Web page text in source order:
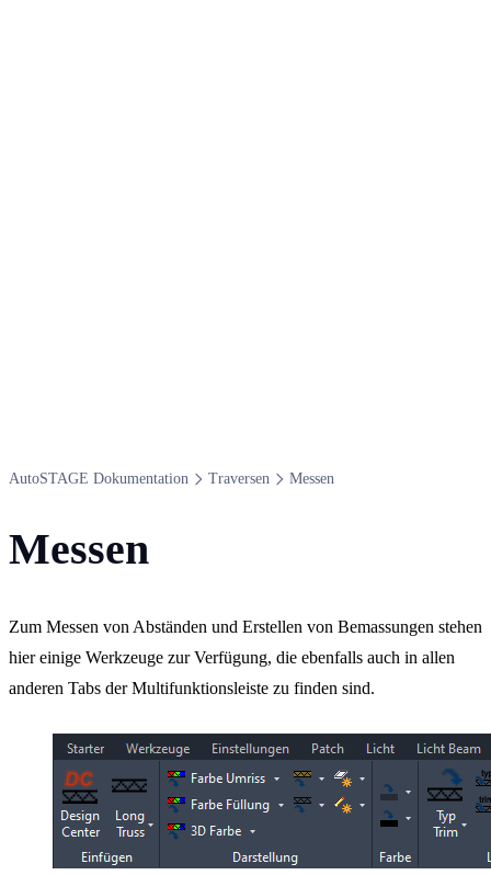
Auto​STAGE Dokumentation Traversen Messen
Messen
Zum Messen von Abständen und Erstellen von Bemassungen stehen
hier einige Werkzeuge zur Verfügung, die ebenfalls auch in allen
anderen Tabs der Multifunktionsleiste zu finden sind.